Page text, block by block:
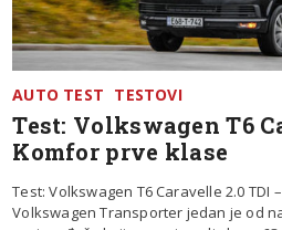
AUTO TEST TESTOVI
Test: Volkswagen T6
Komfor prve klase
Test: Volkswagen T6 Caravelle 2.0 TDI
Volkswagen Transporter jedan je od